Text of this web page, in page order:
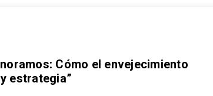
Cómo el envejecimiento
estrategia”